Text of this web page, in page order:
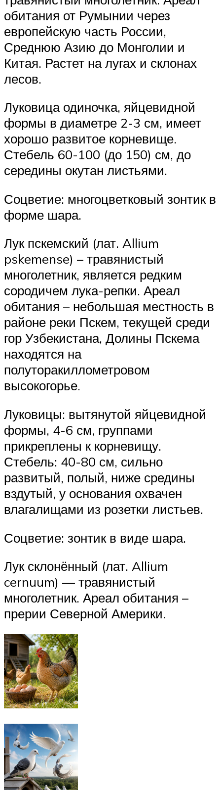
обитания от Румынии через
европейскую часть России,
Среднюю Азию до Монголии и
Китая. Растет на лугах и склонах
лесов.
Луковица одиночка, яйцевидной
формы в диаметре 2-3 см, имеет
хорошо развитое корневище.
Стебель 60-100 (до 150) см, до
середины окутан листьями.
Соцветие: многоцветковый зонтик в
форме шара.
Лук пскемский (лат. Allium
pskemense) – травянистый
многолетник, является редким
сородичем лука-репки. Ареал
обитания – небольшая местность в
районе реки Пскем, текущей среди
гор Узбекистана, Долины Пскема
находятся на
полуторакиллометровом
высокогорье.
Луковицы: вытянутой яйцевидной
формы, 4-6 см, группами
прикреплены к корневищу.
Стебель: 40-80 см, сильно
развитый, полый, ниже средины
вздутый, у основания охвачен
влагалищами из розетки листьев.
Соцветие: зонтик в виде шара.
Лук склонённый (лат. Allium
cernuum) — травянистый
многолетник. Ареал обитания –
прерии Северной Америки.